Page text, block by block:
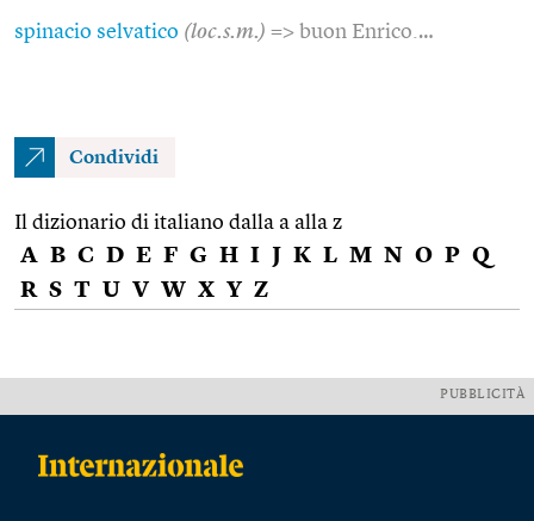
spinacio selvatico (loc.s.m.) => buon Enrico.…
Condividi
Il dizionario di italiano dalla a alla z
A B C D E F G H I J K L M N O P Q
R S T U V W X Y Z
PUBBLICITÀ